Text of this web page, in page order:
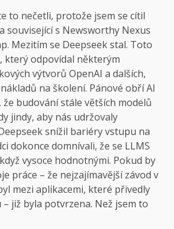
to nečetli, protože jsem se cítil
související s Newsworthy Nexus
Mezitím se Deepseek stal. Toto
který odpovídal některým
výtvorů OpenAI a dalších,
na školení. Pánové obří AI
budování stále větších modelů
jindy, aby nás udržovaly
snížil bariéry vstupu na
dokonce domnívali, že se LLMS
vysoce hodnotnými. Pokud by
práce – že nejzajímavější závod v
mezi aplikacemi, které přivedly
již byla potvrzena. Než jsem to